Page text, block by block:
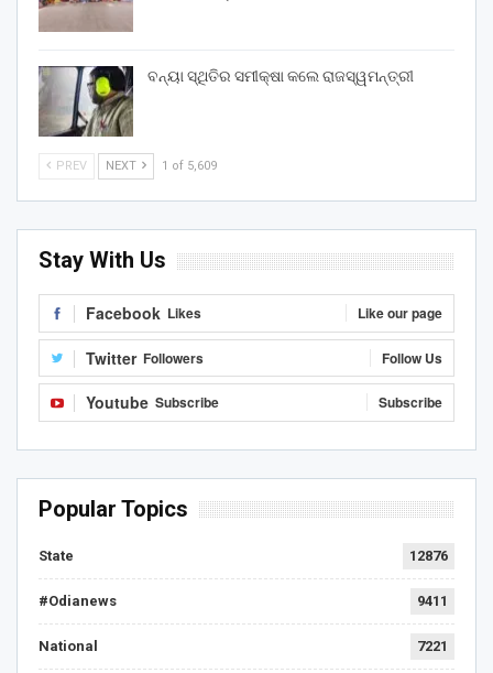
ବନ୍ୟା ସ୍ଥିତିର ସମୀକ୍ଷା କଲେ ରାଜସ୍ୱମନ୍ତ୍ରୀ
PREV NEXT 1 of 5,609
Stay With Us
Facebook Likes Like our page
Twitter Followers Follow Us
Youtube Subscribe Subscribe
Popular Topics
State 12876
#Odianews 9411
National 7221